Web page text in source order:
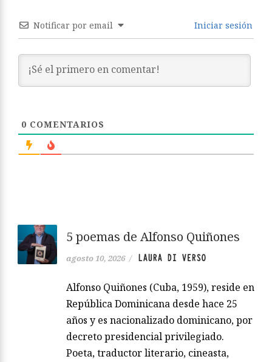
Notificar por email Iniciar sesión
0 COMENTARIOS
5 poemas de Alfonso Quiñones
agosto 10, 2026 / LAURA DI VERSO
Alfonso Quiñones (Cuba, 1959), reside en
República Dominicana desde hace 25
años y es nacionalizado dominicano, por
decreto presidencial privilegiado.
Poeta, traductor literario, cineasta,